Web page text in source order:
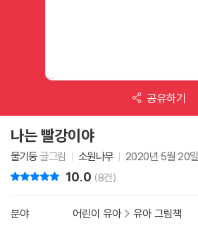
공유하기
나는 빨강이야
물기둥글그림 소원나무 2020년 5월 20일
10.0 (8건)
분야 어린이 유아> 유아 그림책